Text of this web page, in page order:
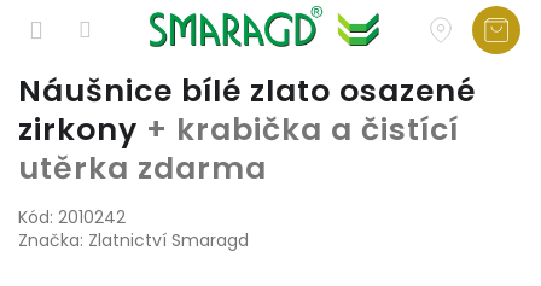
Přejít
obsah
Náušnice bílé zlato osazené
zirkony + krabička a čistící
utěrka zdarma
Kód: 2010242
Značka: Zlatnictví Smaragd